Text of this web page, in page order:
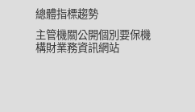
總體指標趨勢
主管機關公開個別要保機
構財業務資訊網站